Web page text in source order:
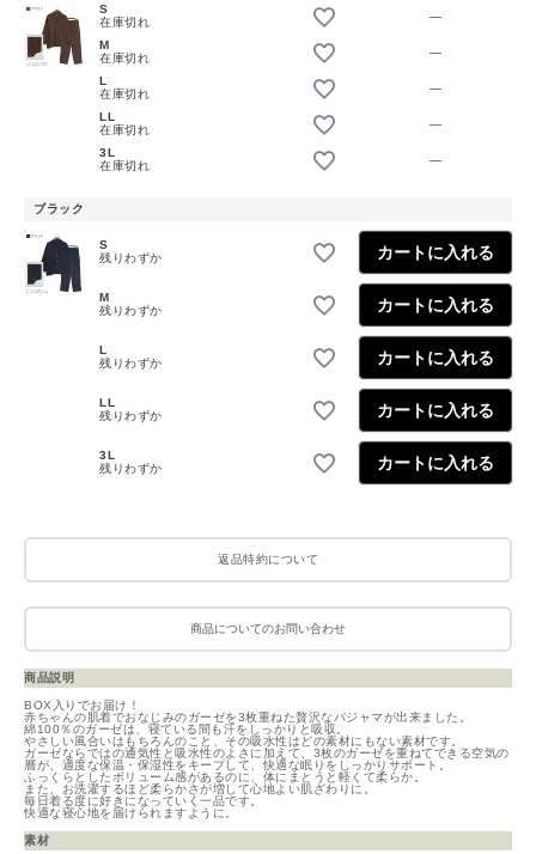
S
在庫切れ
—
M
在庫切れ
—
L
在庫切れ
—
LL
在庫切れ
—
3L
在庫切れ
—
ブラック
S
残りわずか
カートに入れる
M
残りわずか
カートに入れる
L
残りわずか
カートに入れる
LL
残りわずか
カートに入れる
3L
残りわずか
カートに入れる
返品特約について
商品についてのお問い合わせ
商品説明
BOX入りでお届け！
赤ちゃんの肌着でおなじみのガーゼを3枚重ねた贅沢なパジャマが出来ました。
綿100％のガーゼは、寝ている間も汗をしっかりと吸収。
やさしい風合いはもちろんのこと、その吸水性はどの素材にもない素材です。
ガーゼならではの通気性と吸水性のよさに加えて、3枚のガーゼを重ねてできる空気の
層が、適度な保温・保湿性をキープして、快適な眠りをしっかりサポート。
ふっくらとしたボリューム感があるのに、体にまとうと軽くて柔らか。
また、お洗濯するほど柔らかさが増して心地よい肌ざわりに。
毎日着る度に好きになっていく一品です。
快適な寝心地を届けられますように。
素材